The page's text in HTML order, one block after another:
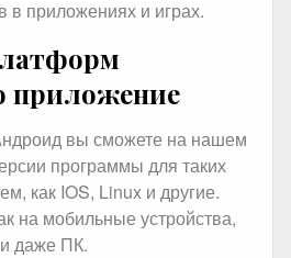
в приложениях и играх.
приложение
вы сможете на нашем
программы для таких
как IOS, Linux и другие.
на мобильные устройства,
даже ПК.